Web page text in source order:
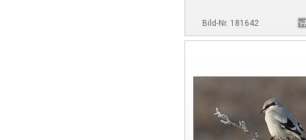
Bild-Nr. 181642